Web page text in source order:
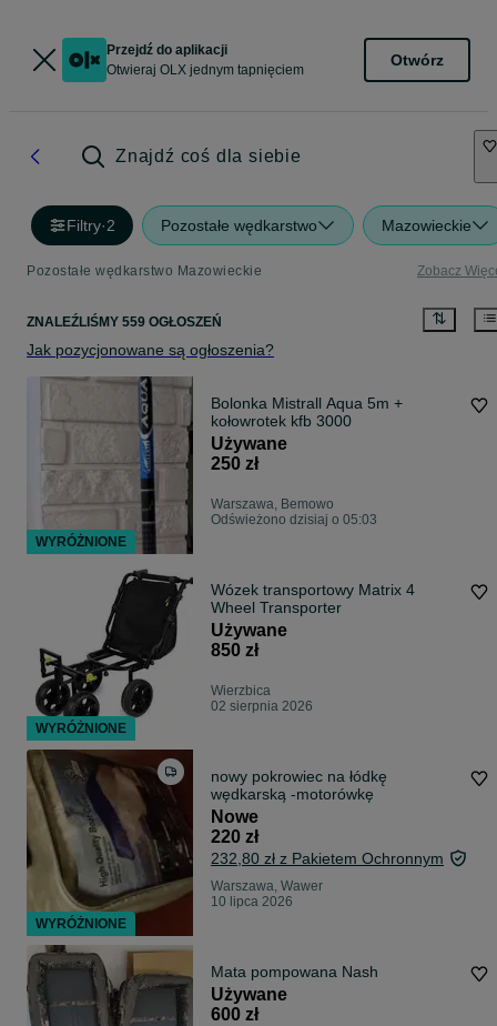
Przejdź do aplikacji
Otwieraj OLX jednym tapnięciem
Otwórz
Znajdź coś dla siebie
Filtry·2 Pozostałe wędkarstwo Mazowieckie
Pozostałe wędkarstwo Mazowieckie Zobacz
ZNALEŹLIŚMY 559 OGŁOSZEŃ
Jak pozycjonowane są ogłoszenia?
Bolonka Mistrall Aqua 5m +
kołowrotek kfb 3000
Używane
250 zł
Warszawa, Bemowo
Odświeżono dzisiaj o 05:03
Wózek transportowy Matrix 4
Wheel Transporter
Używane
850 zł
Wierzbica
02 sierpnia 2026
nowy pokrowiec na łódkę
wędkarską -motorówkę
Nowe
220 zł
232,80 zł z Pakietem Ochronnym
Warszawa, Wawer
10 lipca 2026
Mata pompowana Nash
Używane
600 zł
WYRÓŻNIONE
WYRÓŻNIONE
WYRÓŻNIONE